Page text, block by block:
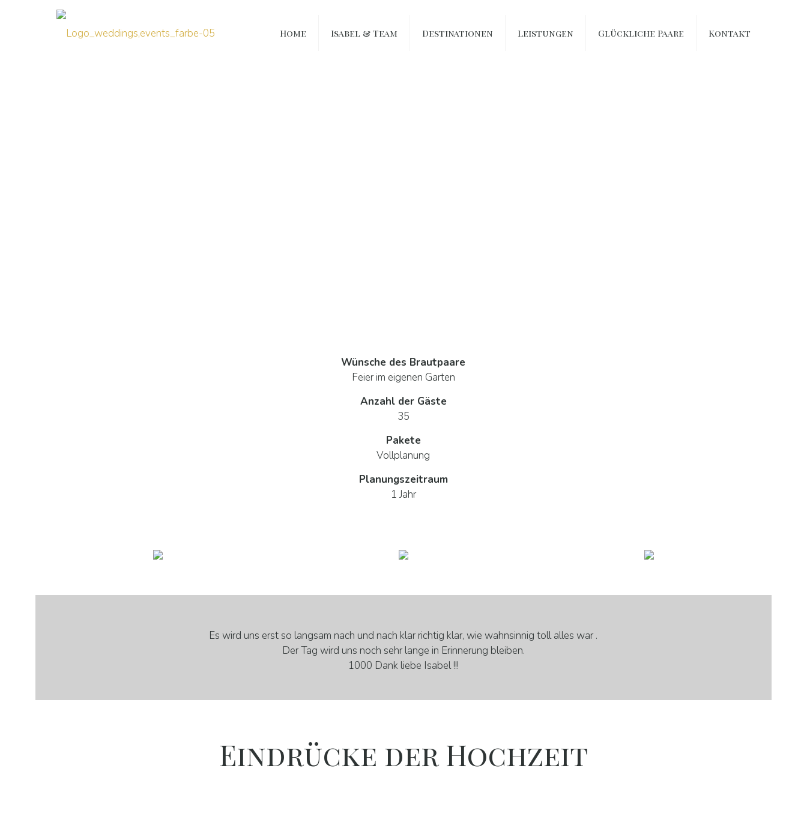
Home Isabel & Team Destinationen Leistungen Glückliche Paare Kontakt
Wünsche des Brautpaare
Feier im eigenen Garten
Anzahl der Gäste
35
Pakete
Vollplanung
Planungszeitraum
1 Jahr
Es wird uns erst so langsam nach und nach klar richtig klar, wie wahnsinnig toll alles war .
Der Tag wird uns noch sehr lange in Erinnerung bleiben.
1000 Dank liebe Isabel !!!
Eindrücke der Hochzeit